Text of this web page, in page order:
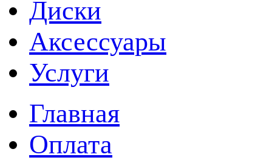
Диски
Аксессуары
Услуги
Главная
Оплата